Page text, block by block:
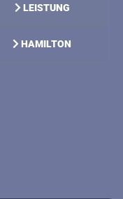
LEISTUNG
HAMILTON